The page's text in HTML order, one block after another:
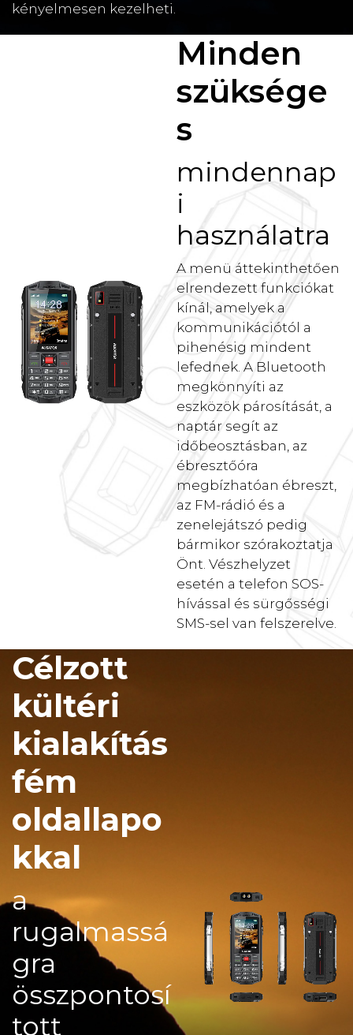
kényelmesen kezelheti.
Minden
szüksége
s
mindennap
i
használatra
A menü áttekinthetően
elrendezett funkciókat
kínál, amelyek a
kommunikációtól a
pihenésig mindent
lefednek. A Bluetooth
megkönnyíti az
eszközök párosítását, a
naptár segít az
időbeosztásban, az
ébresztőóra
megbízhatóan ébreszt,
az FM-rádió és a
zenelejátszó pedig
bármikor szórakoztatja
Önt. Vészhelyzet
esetén a telefon SOS-
hívással és sürgősségi
SMS-sel van felszerelve.
Célzott
kültéri
kialakítás
fém
oldallapo
kkal
a
rugalmassá
gra
összpontosí
tott